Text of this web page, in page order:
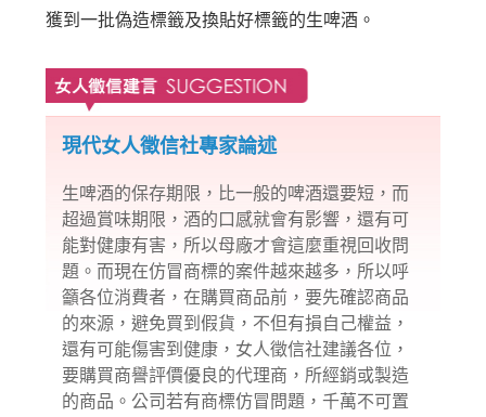
獲到一批偽造標籤及換貼好標籤的生啤酒。
現代女人徵信社專家論述
生啤酒的保存期限，比一般的啤酒還要短，而
超過賞味期限，酒的口感就會有影響，還有可
能對健康有害，所以母廠才會這麼重視回收問
題。而現在仿冒商標的案件越來越多，所以呼
籲各位消費者，在購買商品前，要先確認商品
的來源，避免買到假貨，不但有損自己權益，
還有可能傷害到健康，女人徵信社建議各位，
要購買商譽評價優良的代理商，所經銷或製造
的商品。公司若有商標仿冒問題，千萬不可置